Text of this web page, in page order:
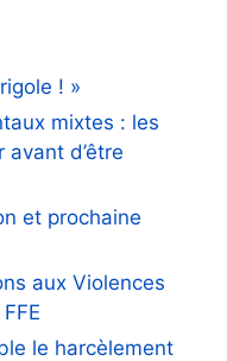
! »
mixtes : les
avant d’être
et prochaine
aux Violences
le harcèlement